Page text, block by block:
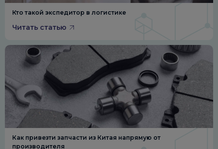
Кто такой экспедитор в логистике
Читать статью
Как привезти запчасти из Китая напрямую от
производителя